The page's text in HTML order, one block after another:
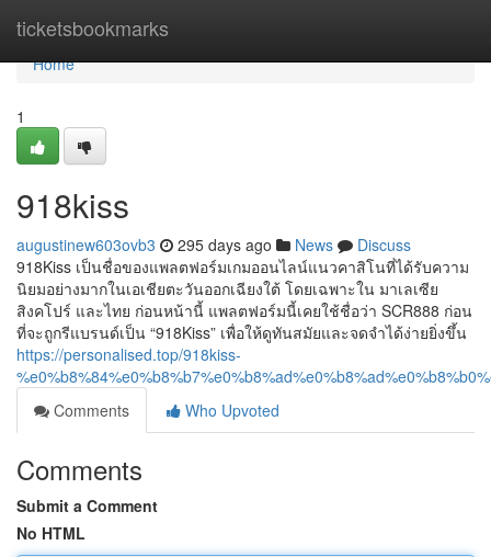
ticketsbookmarks
Home
Home
1
918kiss
augustinew603ovb3 295 days ago News
Discuss
918Kiss เป็นชื่อของแพลตฟอร์มเกมออนไลน์แนวคาสิโนที่ได้รับความ
นิยมอย่างมากในเอเชียตะวันออกเฉียงใต้ โดยเฉพาะใน มาเลเซีย
สิงคโปร์ และไทย ก่อนหน้านี้ แพลตฟอร์มนี้เคยใช้ชื่อว่า SCR888 ก่อน
ที่จะถูกรีแบรนด์เป็น “918Kiss” เพื่อให้ดูทันสมัยและจดจำได้ง่ายยิ่งขึ้น
https://personalised.top/918kiss-
Comments
Who Upvoted
Comments
Submit a Comment
No HTML